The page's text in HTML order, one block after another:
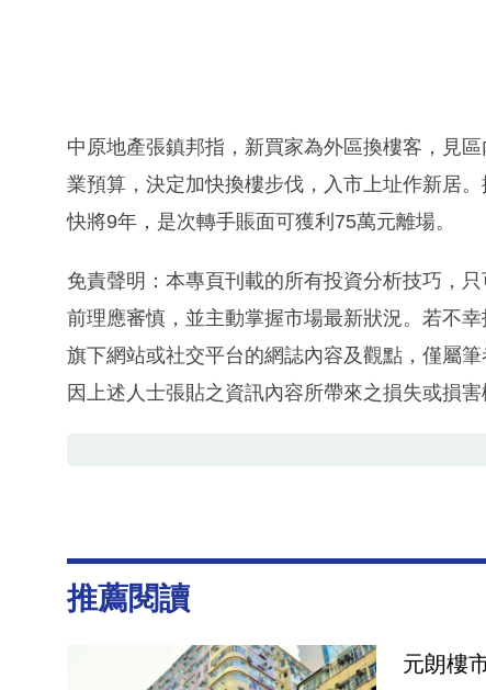
中原地產張鎮邦指，新買家為外區換樓客，見
業預算，決定加快換樓步伐，入市上址作新居
快將9年，是次轉手賬面可獲利75萬元離場。
免責聲明：本專頁刊載的所有投資分析技巧，
前理應審慎，並主動掌握市場最新狀況。若不
旗下網站或社交平台的網誌內容及觀點，僅屬
因上述人士張貼之資訊內容所帶來之損失或損害
推薦閱讀
元朗樓